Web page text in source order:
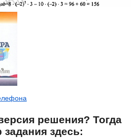
решения? Тогда
здесь: